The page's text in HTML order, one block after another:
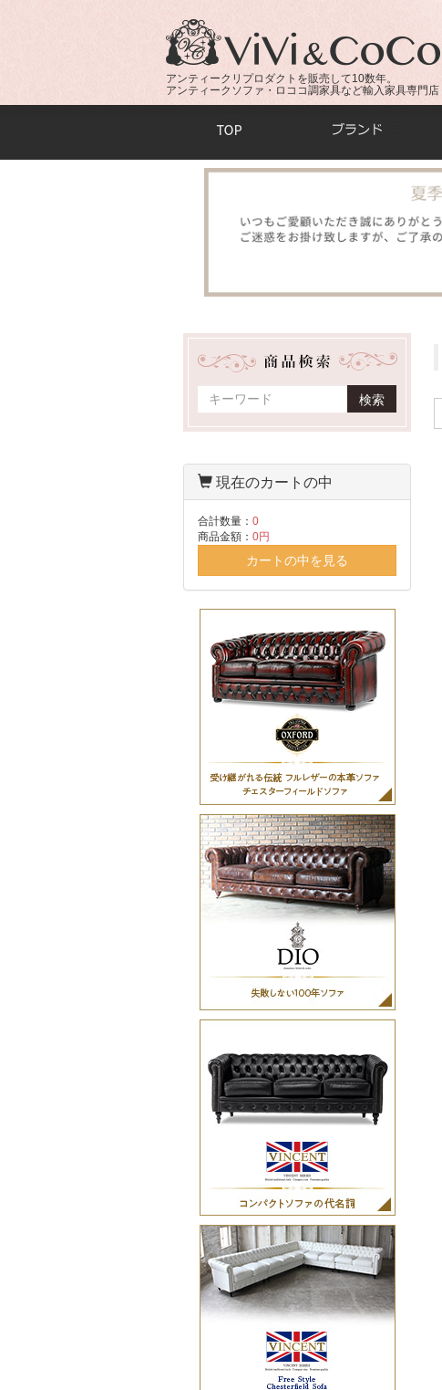
アンティークリプロダクトを販売して10数年。
アンティークソファ・ロココ調家具など輸入家具専門店
検索
現在のカートの中
合計数量：0
商品金額：0円
カートの中を見る